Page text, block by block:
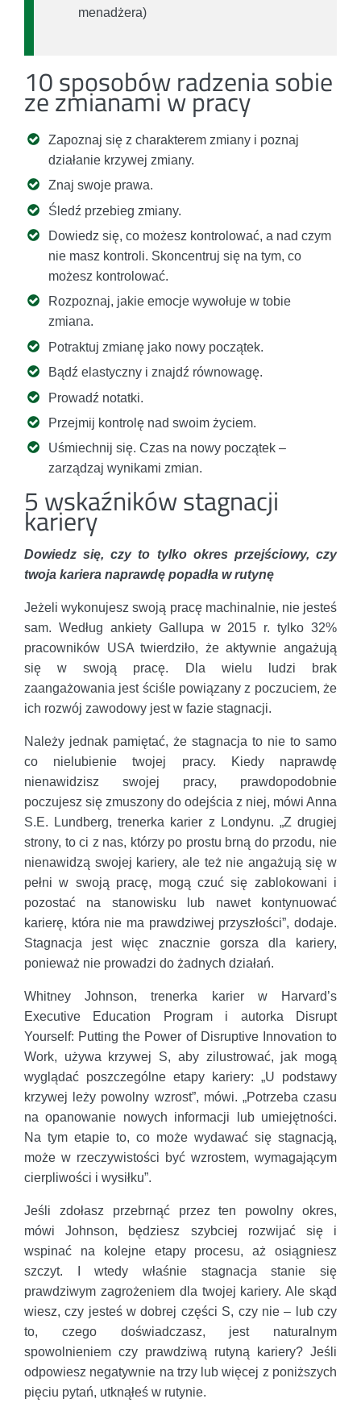
menadżera)
10 sposobów radzenia sobie
ze zmianami w pracy
Zapoznaj się z charakterem zmiany i poznaj
działanie krzywej zmiany.
Znaj swoje prawa.
Śledź przebieg zmiany.
Dowiedz się, co możesz kontrolować, a nad czym
nie masz kontroli. Skoncentruj się na tym, co
możesz kontrolować.
Rozpoznaj, jakie emocje wywołuje w tobie
zmiana.
Potraktuj zmianę jako nowy początek.
Bądź elastyczny i znajdź równowagę.
Prowadź notatki.
Przejmij kontrolę nad swoim życiem.
Uśmiechnij się. Czas na nowy początek –
zarządzaj wynikami zmian.
5 wskaźników stagnacji
kariery
Dowiedz się, czy to tylko okres przejściowy, czy
twoja kariera naprawdę popadła w rutynę
Jeżeli wykonujesz swoją pracę machinalnie, nie jesteś
sam. Według ankiety Gallupa w 2015 r. tylko 32%
pracowników USA twierdziło, że aktywnie angażują
się w swoją pracę. Dla wielu ludzi brak
zaangażowania jest ściśle powiązany z poczuciem, że
ich rozwój zawodowy jest w fazie stagnacji.
Należy jednak pamiętać, że stagnacja to nie to samo
co nielubienie twojej pracy. Kiedy naprawdę
nienawidzisz swojej pracy, prawdopodobnie
poczujesz się zmuszony do odejścia z niej, mówi Anna
S.E. Lundberg, trenerka karier z Londynu. „Z drugiej
strony, to ci z nas, którzy po prostu brną do przodu, nie
nienawidzą swojej kariery, ale też nie angażują się w
pełni w swoją pracę, mogą czuć się zablokowani i
pozostać na stanowisku lub nawet kontynuować
karierę, która nie ma prawdziwej przyszłości”, dodaje.
Stagnacja jest więc znacznie gorsza dla kariery,
ponieważ nie prowadzi do żadnych działań.
Whitney Johnson, trenerka karier w Harvard’s
Executive Education Program i autorka Disrupt
Yourself: Putting the Power of Disruptive Innovation to
Work, używa krzywej S, aby zilustrować, jak mogą
wyglądać poszczególne etapy kariery: „U podstawy
krzywej leży powolny wzrost”, mówi. „Potrzeba czasu
na opanowanie nowych informacji lub umiejętności.
Na tym etapie to, co może wydawać się stagnacją,
może w rzeczywistości być wzrostem, wymagającym
cierpliwości i wysiłku”.
Jeśli zdołasz przebrnąć przez ten powolny okres,
mówi Johnson, będziesz szybciej rozwijać się i
wspinać na kolejne etapy procesu, aż osiągniesz
szczyt. I wtedy właśnie stagnacja stanie się
prawdziwym zagrożeniem dla twojej kariery. Ale skąd
wiesz, czy jesteś w dobrej części S, czy nie – lub czy
to, czego doświadczasz, jest naturalnym
spowolnieniem czy prawdziwą rutyną kariery? Jeśli
odpowiesz negatywnie na trzy lub więcej z poniższych
pięciu pytań, utknąłeś w rutynie.